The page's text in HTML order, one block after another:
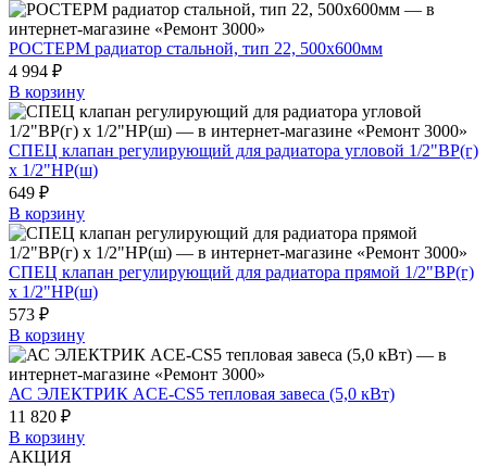
РОСТЕРМ радиатор стальной, тип 22, 500х600мм
4 994 ₽
В корзину
СПЕЦ клапан регулирующий для радиатора угловой 1/2"ВР(г)
х 1/2"НР(ш)
649 ₽
В корзину
СПЕЦ клапан регулирующий для радиатора прямой 1/2"ВР(г)
х 1/2"НР(ш)
573 ₽
В корзину
АС ЭЛЕКТРИК ACE-CS5 тепловая завеса (5,0 кВт)
11 820 ₽
В корзину
АКЦИЯ